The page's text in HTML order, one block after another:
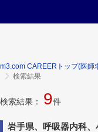
m3.com CAREERトップ(医師
検索結果
検索結果： 9件
岩手県、呼吸器内科